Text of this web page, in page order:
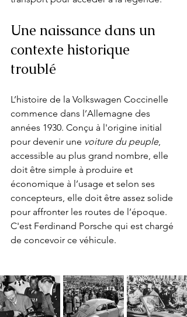
Une naissance dans un
contexte historique
troublé
L’histoire de la Volkswagen Coccinelle
commence dans l’Allemagne des
années 1930. Conçu à l'origine initial
pour devenir une voiture du peuple,
accessible au plus grand nombre, elle
doit être simple à produire et
économique à l’usage et selon ses
concepteurs, elle doit être assez solide
pour affronter les routes de l’époque.
C'est Ferdinand Porsche qui est chargé
de concevoir ce véhicule.